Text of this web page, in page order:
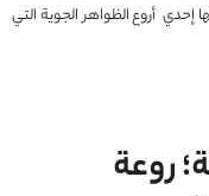
أروع الظواهر الجوية التي
روعة